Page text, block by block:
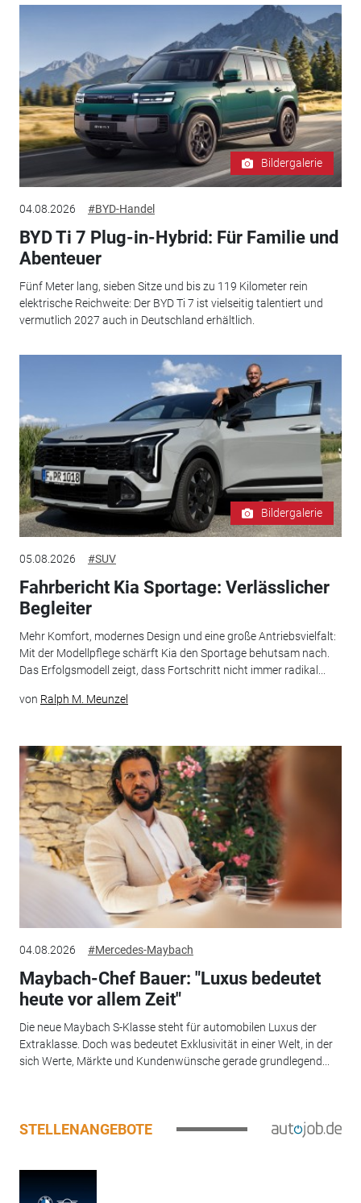
Bildergalerie
04.08.2026 #BYD-Handel
BYD Ti 7 Plug-in-Hybrid: Für Familie und
Abenteuer
Fünf Meter lang, sieben Sitze und bis zu 119 Kilometer rein
elektrische Reichweite: Der BYD Ti 7 ist vielseitig talentiert und
vermutlich 2027 auch in Deutschland erhältlich.
Bildergalerie
05.08.2026 #SUV
Fahrbericht Kia Sportage: Verlässlicher
Begleiter
Mehr Komfort, modernes Design und eine große Antriebsvielfalt:
Mit der Modellpflege schärft Kia den Sportage behutsam nach.
Das Erfolgsmodell zeigt, dass Fortschritt nicht immer radikal...
von Ralph M. Meunzel
04.08.2026 #Mercedes-Maybach
Maybach-Chef Bauer: "Luxus bedeutet
heute vor allem Zeit"
Die neue Maybach S-Klasse steht für automobilen Luxus der
Extraklasse. Doch was bedeutet Exklusivität in einer Welt, in der
sich Werte, Märkte und Kundenwünsche gerade grundlegend...
STELLENANGEBOTE